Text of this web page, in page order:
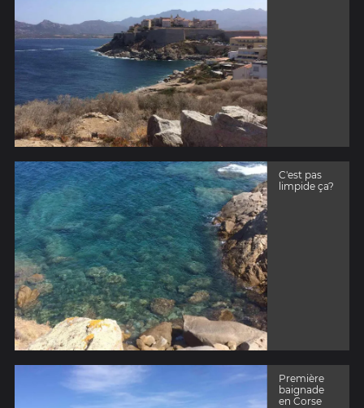
C'est pas
limpide ça?
Première
baignade
en Corse